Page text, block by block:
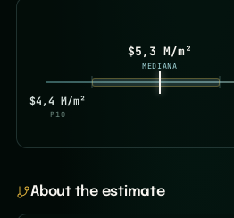
$4,4 M/m²
P10
$5,3 M/m²
MEDIANA
About the estimate